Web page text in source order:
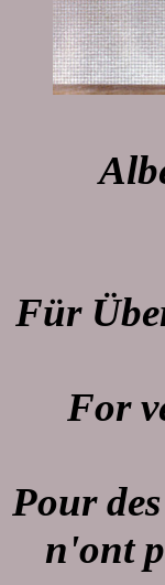
Für
For
Pour
n'ont